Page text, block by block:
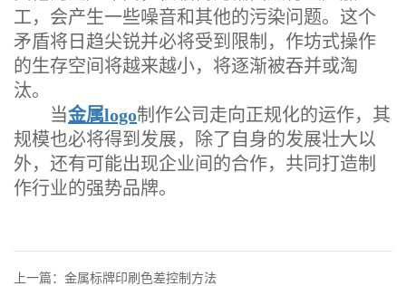
工，会产生一些噪音和其他的污染问题。这个
矛盾将日趋尖锐并必将受到限制，作坊式操作
的生存空间将越来越小，将逐渐被吞并或淘
汰。
当金属logo制作公司走向正规化的运作，其
规模也必将得到发展，除了自身的发展壮大以
外，还有可能出现企业间的合作，共同打造制
作行业的强势品牌。
上一篇：金属标牌印刷色差控制方法